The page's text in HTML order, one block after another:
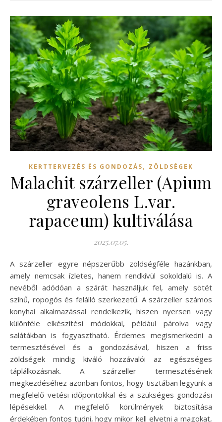
KERTTERVEZÉS ÉS GONDOZÁS, ZÖLDSÉGEK
Malachit szárzeller (Apium
graveolens L.var.
rapaceum) kultiválása
2025.07.05.
A szárzeller egyre népszerűbb zöldségféle hazánkban,
amely nemcsak ízletes, hanem rendkívül sokoldalú is. A
nevéből adódóan a szárát használjuk fel, amely sötét
színű, ropogós és felálló szerkezetű. A szárzeller számos
konyhai alkalmazással rendelkezik, hiszen nyersen vagy
különféle elkészítési módokkal, például párolva vagy
salátákban is fogyasztható. Érdemes megismerkedni a
termesztésével és a gondozásával, hiszen a friss
zöldségek mindig kiváló hozzávalói az egészséges
táplálkozásnak. A szárzeller termesztésének
megkezdéséhez azonban fontos, hogy tisztában legyünk a
megfelelő vetési időpontokkal és a szükséges gondozási
lépésekkel. A megfelelő körülmények biztosítása
érdekében fontos tudni, hogy mikor kell elvetni a magokat,